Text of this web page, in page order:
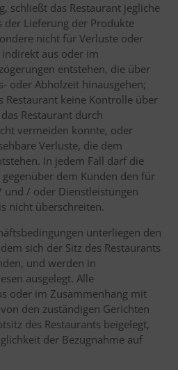
schließt das Restaurant jegliche
der Lieferung der Produkte
nicht für Verluste oder
aus oder im
entstehen, die über
oder Abholzeit hinausgehen;
Restaurant keine Kontrolle über
Restaurant durch
vermeiden konnte, oder
Verluste, die dem
In jedem Fall darf die
dem Kunden den für
/ oder Dienstleistungen
nicht überschreiten.
unterliegen den
sich der Sitz des Restaurants
und werden in
ausgelegt. Alle
oder im Zusammenhang mit
den zuständigen Gerichten
des Restaurants beigelegt,
der Bezugnahme auf